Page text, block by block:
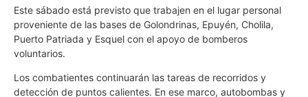
Este sábado está previsto que trabajen en el lugar personal
proveniente de las bases de Golondrinas, Epuyén, Cholila,
Puerto Patriada y Esquel con el apoyo de bomberos
voluntarios.
Los combatientes continuarán las tareas de recorridos y
detección de puntos calientes. En ese marco, autobombas y